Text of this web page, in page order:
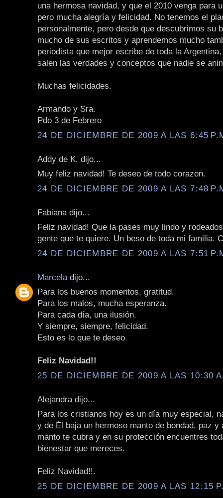
una hermosa navidad, y que el 2010 venga para
pero mucha alegría y felicidad. No tenemos el
personalmente, pero desde que descubrimos su
mucho de sus escritos y aprendemos mucho
periodista que mejor escribe de toda la
salen las verdades y conceptos que nadie se
Muchas felicidades.
Armando y Sra.
Pdo 3 de Febrero
24 DE DICIEMBRE DE 2009 A LAS 6:45
Addy de K. dijo...
Muy feliz navidad! Te deseo de todo corazon.
24 DE DICIEMBRE DE 2009 A LAS 7:48
Fabiana dijo...
Feliz navidad! Que la pases muy lindo y
gente que te quiere. Un beso de toda mi familia.
24 DE DICIEMBRE DE 2009 A LAS 7:51
Marcela dijo...
Para los buenos momentos, gratitud.
Para los malos, mucha esperanza.
Para cada día, una ilusión.
Y siempre, siempre, felicidad.
Esto es lo que te deseo.
Feliz Navidad!!
25 DE DICIEMBRE DE 2009 A LAS 10:30
Alejandra dijo...
Para los cristianos hoy es un día muy especial,
y de Él baja un hermoso manto de bondad, paz y
manto te cubra y en su protección encuentres
bienestar que mereces.
Feliz Navidad!!.
25 DE DICIEMBRE DE 2009 A LAS 12:15